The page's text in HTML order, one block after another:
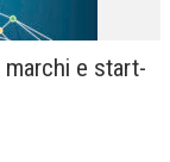
marchi e start-